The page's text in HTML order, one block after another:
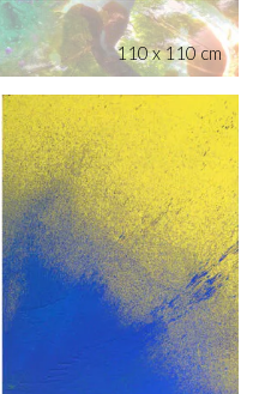
110 x 110 cm